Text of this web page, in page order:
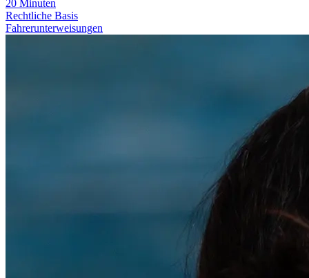
20 Minuten
Rechtliche Basis
Fahrerunterweisungen